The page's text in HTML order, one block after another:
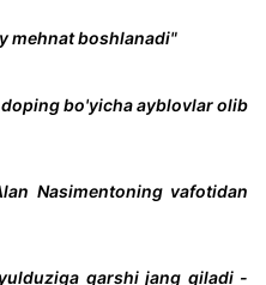
mehnat boshlanadi"
bo'yicha ayblovlar olib
Nasimentoning vafotidan
qarshi jang qiladi -